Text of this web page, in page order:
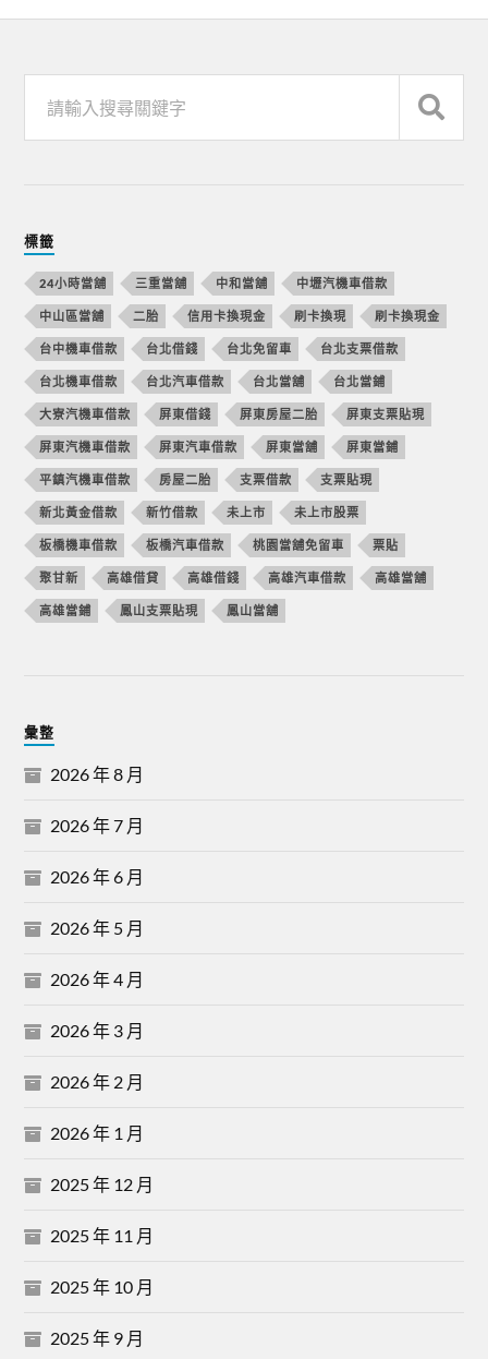
標籤
24小時當舖 三重當舖 中和當舖 中壢汽機車借款
中山區當舖 二胎 信用卡換現金 刷卡換現 刷卡換現金
台中機車借款 台北借錢 台北免留車 台北支票借款
台北機車借款 台北汽車借款 台北當舖 台北當鋪
大寮汽機車借款 屏東借錢 屏東房屋二胎 屏東支票貼現
屏東汽機車借款 屏東汽車借款 屏東當舖 屏東當鋪
平鎮汽機車借款 房屋二胎 支票借款 支票貼現
新北黃金借款 新竹借款 未上市 未上市股票
板橋機車借款 板橋汽車借款 桃園當舖免留車 票貼
聚甘新 高雄借貸 高雄借錢 高雄汽車借款 高雄當舖
高雄當鋪 鳳山支票貼現 鳳山當舖
彙整
2026 年 8 月
2026 年 7 月
2026 年 6 月
2026 年 5 月
2026 年 4 月
2026 年 3 月
2026 年 2 月
2026 年 1 月
2025 年 12 月
2025 年 11 月
2025 年 10 月
2025 年 9 月